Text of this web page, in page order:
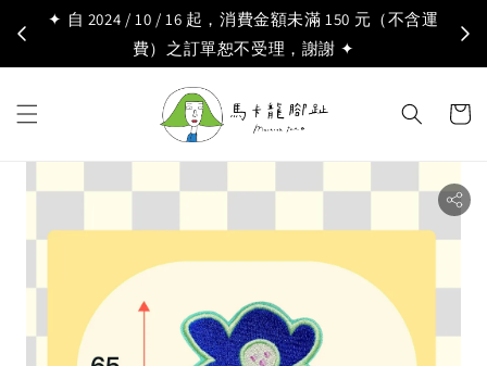
✦ 自 2024 / 10 / 16 起，消費金額未滿 150 元（不含運
費）之訂單恕不受理，謝謝 ✦